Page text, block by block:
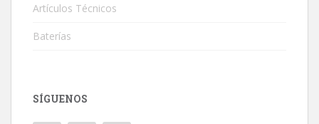
Artículos Técnicos
Baterías
SÍGUENOS